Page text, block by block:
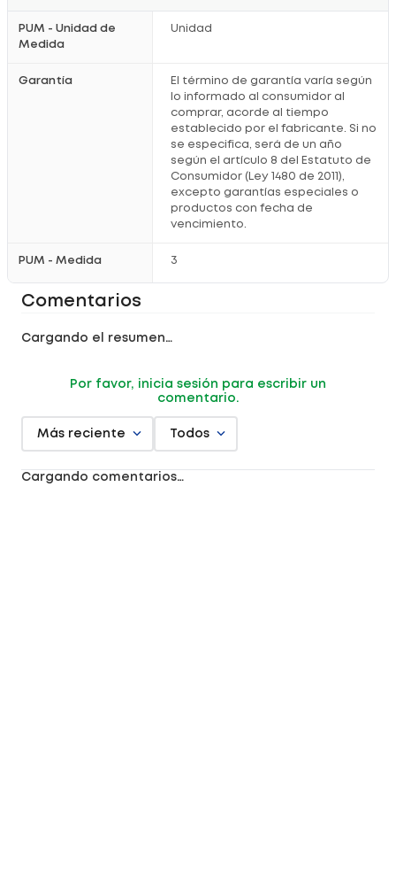
PUM - Unidad de
Medida
Unidad
Garantía
El término de garantía varía según
lo informado al consumidor al
comprar, acorde al tiempo
establecido por el fabricante. Si no
se especifica, será de un año
según el artículo 8 del Estatuto de
Consumidor (Ley 1480 de 2011),
excepto garantías especiales o
productos con fecha de
vencimiento.
PUM - Medida 3
Comentarios
Cargando el resumen…
Por favor, inicia sesión para escribir un
comentario.
Más reciente Todos
Cargando comentarios…